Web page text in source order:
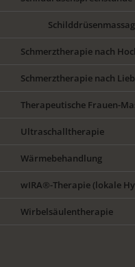
Schmerztherapie nach
Schmerztherapie nach
Therapeutische Frauen-
Ultraschalltherapie
Wärmebehandlung
wIRA®-Therapie (lokale
Wirbelsäulentherapie